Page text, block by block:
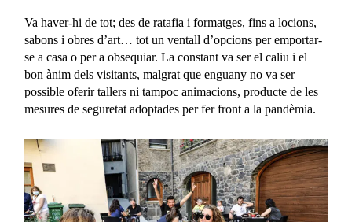
Va haver-hi de tot; des de ratafia i formatges, fins a locions,
sabons i obres d’art… tot un ventall d’opcions per emportar-
se a casa o per a obsequiar. La constant va ser el caliu i el
bon ànim dels visitants, malgrat que enguany no va ser
possible oferir tallers ni tampoc animacions, producte de les
mesures de seguretat adoptades per fer front a la pandèmia.